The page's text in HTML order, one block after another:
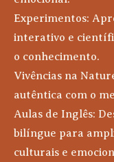
Experimentos:
interativo e
o conhecimento.
Vivências na
autêntica com o
Aulas de Inglês:
bilíngue para
culturais e